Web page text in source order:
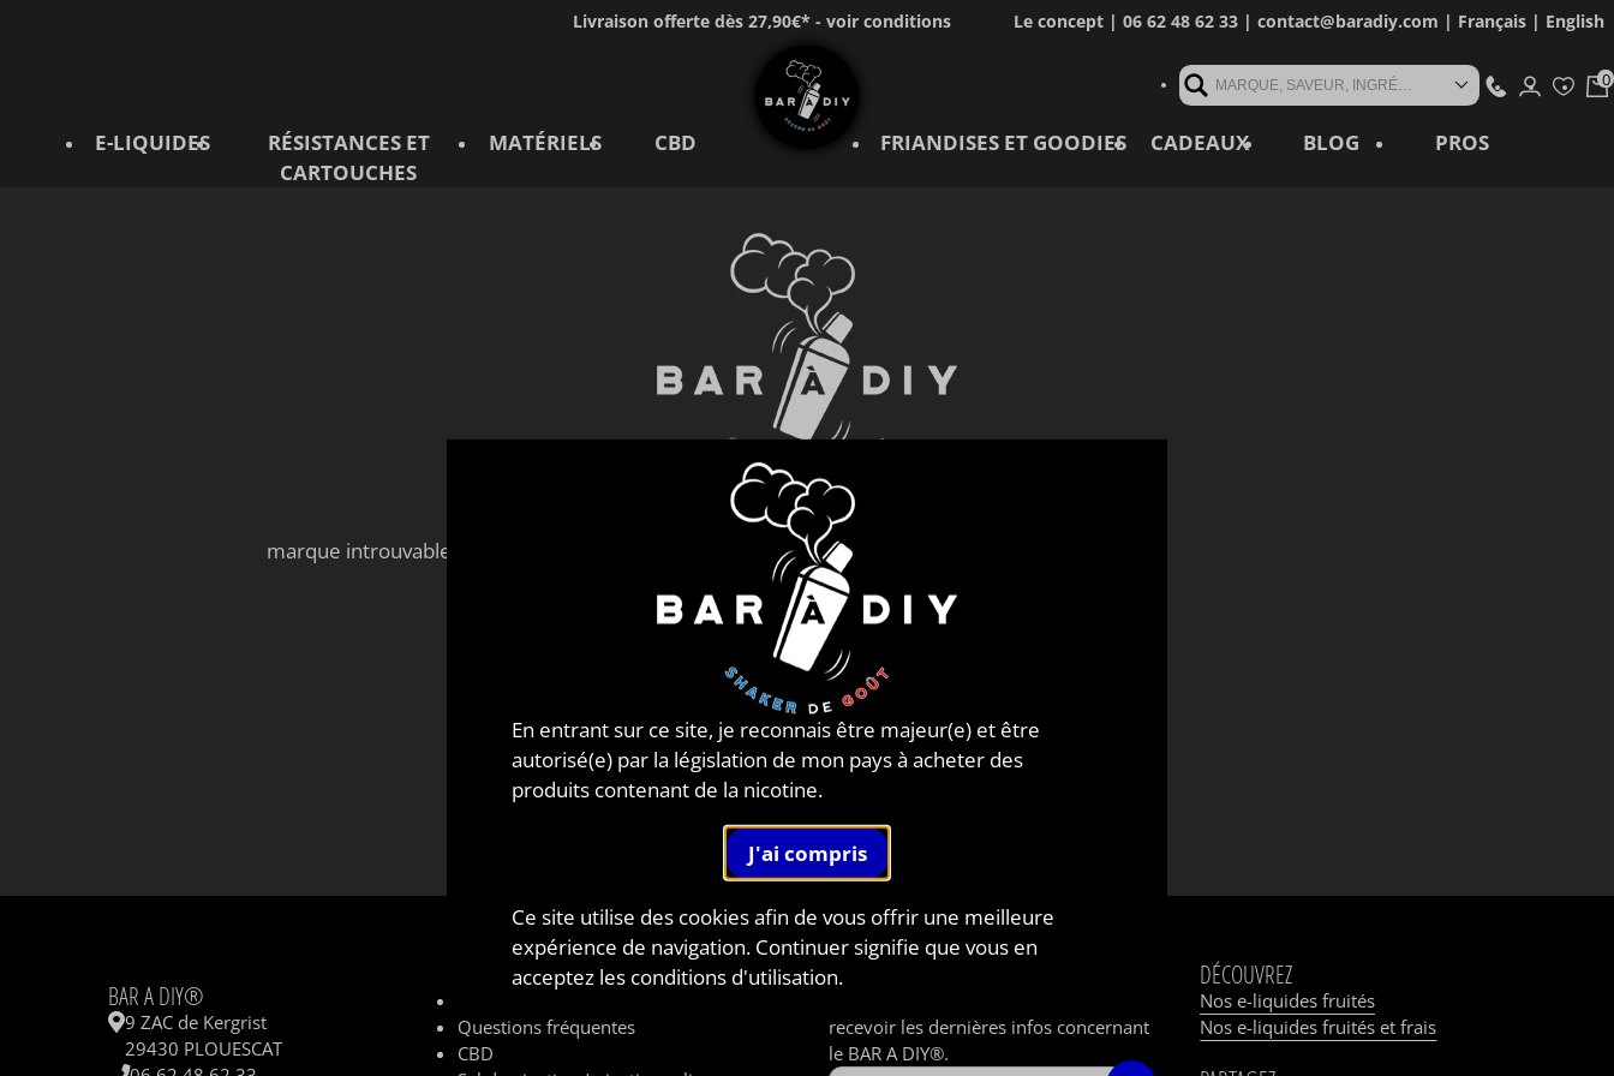
Livraison offerte dès 27,90€* - voir conditions Le concept| 06 62 48 62 33 | contact@baradiy.com | Français| English
MARQUE, SAVEUR, INGRÉDIENT, RÉFÉRENCE, MOT CLÉ...
E-LIQUIDES
RÉSISTANCES ET
CARTOUCHES
MATÉRIELS CBD FRIANDISES ET GOODIES CADEAUX BLOG PROS
marque introuvable
BAR A DIY®
9 ZAC de Kergrist
29430 PLOUESCAT
INFORMATIONS
Questions fréquentes
CBD
NEWSLETTER
recevoir les dernières infos concernant
le BAR A DIY®.
DÉCOUVREZ
Nos e-liquides fruités
Nos e-liquides fruités et frais
En entrant sur ce site, je reconnais être majeur(e) et être
autorisé(e) par la législation de mon pays à acheter des
produits contenant de la nicotine.
Ce site utilise des cookies afin de vous offrir une meilleure
expérience de navigation. Continuer signifie que vous en
acceptez les conditions d'utilisation.